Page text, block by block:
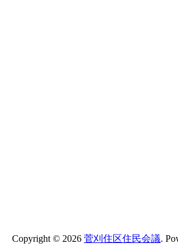
Copyright © 2026 菅刈住区住民会議.